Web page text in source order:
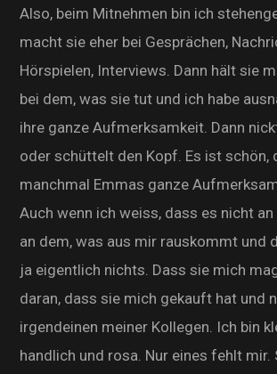
Also, beim Mitnehmen bin ich
macht sie eher bei Gesprächen,
Hörspielen, Interviews. Dann hält sie
bei dem, was sie tut und ich habe
ihre ganze Aufmerksamkeit. Dann
oder schüttelt den Kopf. Es ist schön,
manchmal Emmas ganze
Auch wenn ich weiss, dass es nicht
an dem, was aus mir rauskommt und
ja eigentlich nichts. Dass sie mich
daran, dass sie mich gekauft hat und
irgendeinen meiner Kollegen. Ich bin
handlich und rosa. Nur eines fehlt mir.